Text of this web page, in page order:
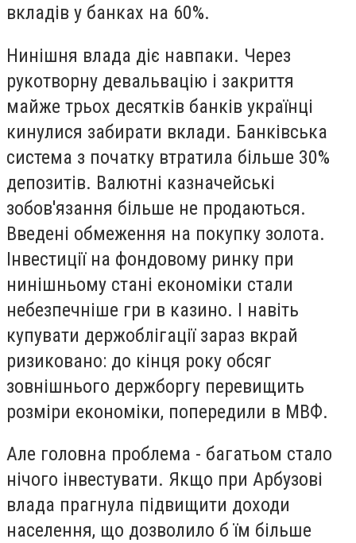
вкладів у банках на 60%.
Нинішня влада діє навпаки. Через
рукотворну девальвацію і закриття
майже трьох десятків банків українці
кинулися забирати вклади. Банківська
система з початку втратила більше 30%
депозитів. Валютні казначейські
зобов'язання більше не продаються.
Введені обмеження на покупку золота.
Інвестиції на фондовому ринку при
нинішньому стані економіки стали
небезпечніше гри в казино. І навіть
купувати держоблігації зараз вкрай
ризиковано: до кінця року обсяг
зовнішнього держборгу перевищить
розміри економіки, попередили в МВФ.
Але головна проблема - багатьом стало
нічого інвестувати. Якщо при Арбузові
влада прагнула підвищити доходи
населення, що дозволило б їм більше